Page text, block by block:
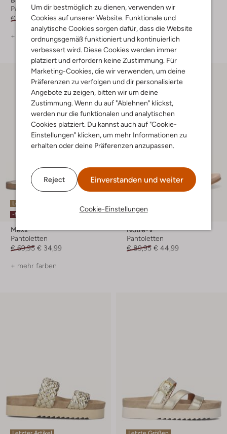
Um dir bestmöglich zu dienen, verwenden wir
Cookies auf unserer Website. Funktionale und
analytische Cookies sorgen dafür, dass die Website
ordnungsgemäß funktioniert und kontinuierlich
verbessert wird. Diese Cookies werden immer
platziert und erfordern keine Zustimmung. Für
Marketing-Cookies, die wir verwenden, um deine
Präferenzen zu verfolgen und dir personalisierte
Angebote zu zeigen, bitten wir um deine
Zustimmung. Wenn du auf "Ablehnen" klickst,
werden nur die funktionalen und analytischen
Cookies platziert. Du kannst auch auf "Cookie-
Einstellungen" klicken, um mehr Informationen zu
erhalten oder deine Präferenzen anzupassen.
Reject Einverstanden und weiter
Cookie-Einstellungen
Pantoletten
€ 89,95 € 44,99
+ mehr farben
Pantoletten
€ 89,95 € 44,99
Letzte Größen
-50%
Mexx
Pantoletten
€ 69,95 € 34,99
+ mehr farben
-50%
Notre-V
Pantoletten
€ 89,95 € 44,99